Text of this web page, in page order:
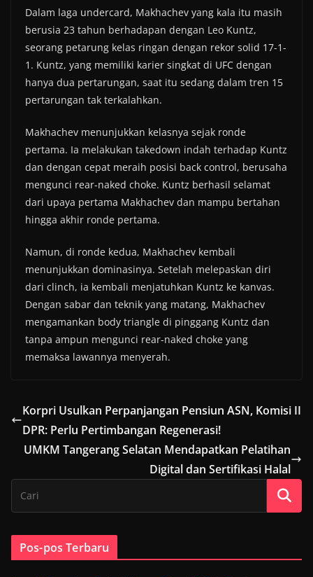
Dalam laga undercard, Makhachev yang kala itu masih
berusia 23 tahun berhadapan dengan Leo Kuntz,
seorang petarung kelas ringan dengan rekor solid 17-1-
1. Kuntz, yang memiliki karier singkat di UFC dengan
hanya dua pertarungan, saat itu sedang dalam tren 15
pertarungan tak terkalahkan.
Makhachev menunjukkan kelasnya sejak ronde
pertama. Ia melakukan takedown indah terhadap Kuntz
dan dengan cepat meraih posisi back control, berusaha
mengunci rear-naked choke. Kuntz berhasil selamat
dari upaya pertama Makhachev dan mampu bertahan
hingga akhir ronde pertama.
Namun, di ronde kedua, Makhachev kembali
menunjukkan dominasinya. Setelah melepaskan diri
dari clinch, ia kembali menjatuhkan Kuntz ke kanvas.
Dengan sabar dan teknik yang matang, Makhachev
mengamankan body triangle di pinggang Kuntz dan
tanpa ampun mengunci rear-naked choke yang
memaksa lawannya menyerah.
Korpri Usulkan Perpanjangan Pensiun ASN, Komisi II
DPR: Perlu Pertimbangan Regenerasi!
UMKM Tangerang Selatan Mendapatkan Pelatihan
Digital dan Sertifikasi Halal
Pos-pos Terbaru